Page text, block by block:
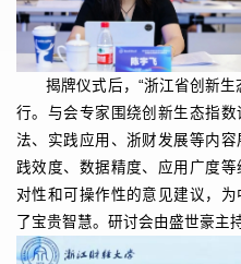
揭牌仪式后，“浙江省创新
行。与会专家围绕创新生态指
法、实践应用、浙财发展等内
践效度、数据精度、应用广度
对性和可操作性的意见建议，
了宝贵智慧。研讨会由盛世豪主持